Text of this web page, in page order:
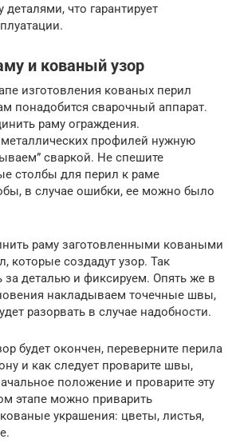
что гарантирует
и кованый узор
изготовления кованых перил
понадобится сварочный аппарат.
раму ограждения.
профилей нужную
сваркой. Не спешите
столбы для перил к раме
в случае ошибки, ее можно было
раму заготовленными коваными
которые создадут узор. Так
за деталью и фиксируем. Опять же в
накладываем точечные швы,
разорвать в случае надобности.
будет окончен, переверните перила
и как следует проварите швы,
положение и проварите эту
этапе можно приварить
украшения: цветы, листья,